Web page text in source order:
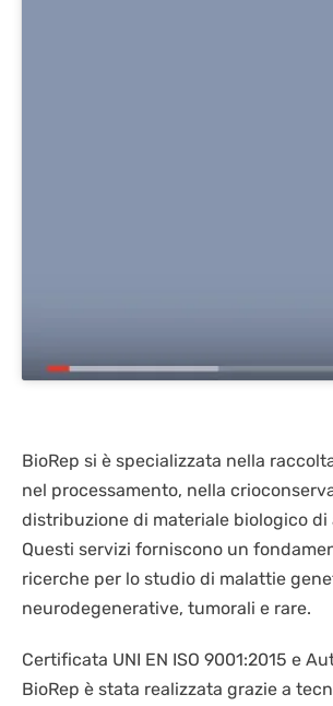
BioRep si è specializzata nella
nel processamento, nella
distribuzione di materiale biologico di
Questi servizi forniscono un
ricerche per lo studio di malattie
neurodegenerative, tumorali e rare.
Certificata UNI EN ISO 9001:2015 e
BioRep è stata realizzata grazie a